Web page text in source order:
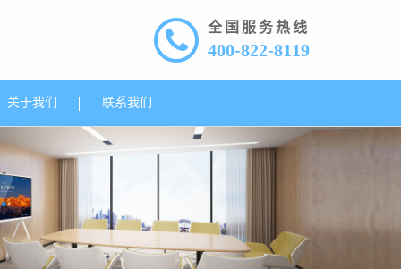
全国服务热线
400-822-8119
关于我们 联系我们